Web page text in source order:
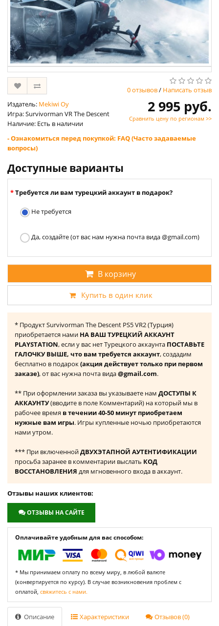
0 отзывов/ Написать отзыв
Издатель: Mekiwi Oy
Игра: Survivorman VR The Descent
Наличие: Есть в наличии
2 995 руб.
Сравнить цену по регионам >>
- Ознакомиться перед покупкой: FAQ (Часто задаваемые
вопросы)
Доступные варианты
Требуется ли вам турецкий аккаунт в подарок?
Не требуется
Да, создайте (от вас нам нужна почта вида @gmail.com)
В корзину
Купить в один клик
* Продукт Survivorman The Descent PS5 VR2 (Турция)
приобретается нами НА ВАШ ТУРЕЦКИЙ АККАУНТ
PLAYSTATION, если у вас нет Турецкого аккаунта ПОСТАВЬТЕ
ГАЛОЧКУ ВЫШЕ, что вам требуется аккаунт, создадим
бесплатно в подарок(акция действует только при первом
заказе), от вас нужна почта вида@gmail.com.
** При оформлении заказа вы указываете нам ДОСТУПЫ К
АККАУНТУ(вводите в поле Комментарий) на который мы в
рабочее время в течении 40-50 минут приобретаем
нужные вам игры. Игры купленные ночью приобретаются
нами утром.
*** При включеннойДВУХЭТАПНОЙ АУТЕНТИФИКАЦИИ
просьба заранее в комментарии выслать КОД
ВОССТАНОВЛЕНИЯ для мгновенного входа в аккаунт.
Отзывы наших клиентов:
ОТЗЫВЫ НА САЙТЕ
Оплачивайте удобным для вас способом:
* Мы принимаем оплату по всему миру, в любой валюте
(конвертируется по курсу). В случае возникновения проблем с
оплатой, свяжитесь с нами.
Описание Характеристики Отзывов (0)